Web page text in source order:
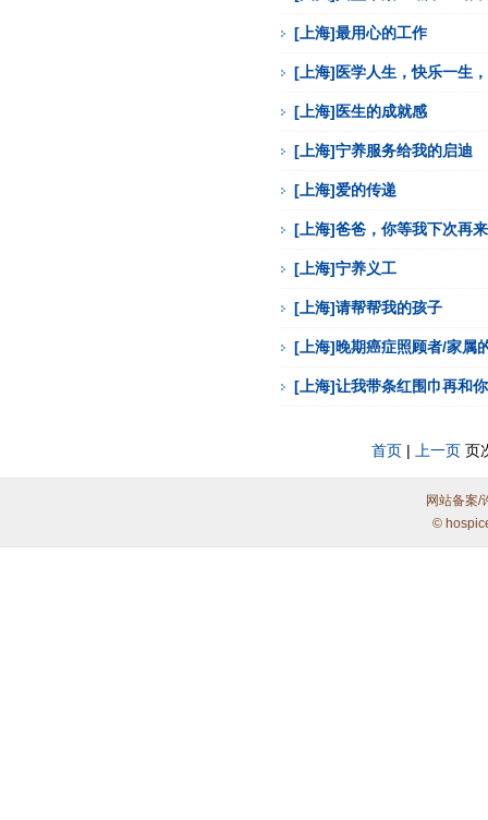
[上海]最用心的工作
[上海]医学人生，快乐一生
[上海]医生的成就感
[上海]宁养服务给我的启迪
[上海]爱的传递
[上海]爸爸，你等我下次再
[上海]宁养义工
[上海]请帮帮我的孩子
[上海]晚期癌症照顾者/家属
[上海]让我带条红围巾再和
首页 | 上一页 页
网站备案/
©